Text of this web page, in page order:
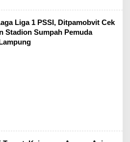
Liga 1 PSSI, Ditpamobvit Cek
Stadion Sumpah Pemuda